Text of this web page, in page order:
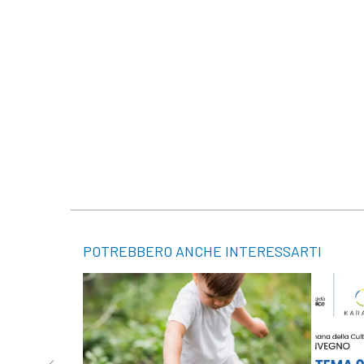
POTREBBERO ANCHE INTERESSARTI